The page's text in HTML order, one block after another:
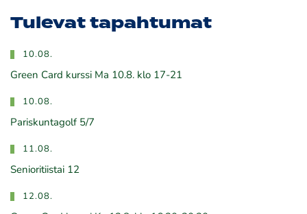
Tulevat tapahtumat
10.08.
Green Card kurssi Ma 10.8. klo 17-21
10.08.
Pariskuntagolf 5/7
11.08.
Senioritiistai 12
12.08.